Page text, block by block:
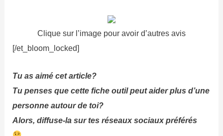
Clique sur l’image pour avoir d’autres avis
[/et_bloom_locked]
Tu as aimé cet article?
Tu penses que cette fiche outil peut aider plus d’une
personne autour de toi?
Alors, diffuse-la sur tes réseaux sociaux préférés